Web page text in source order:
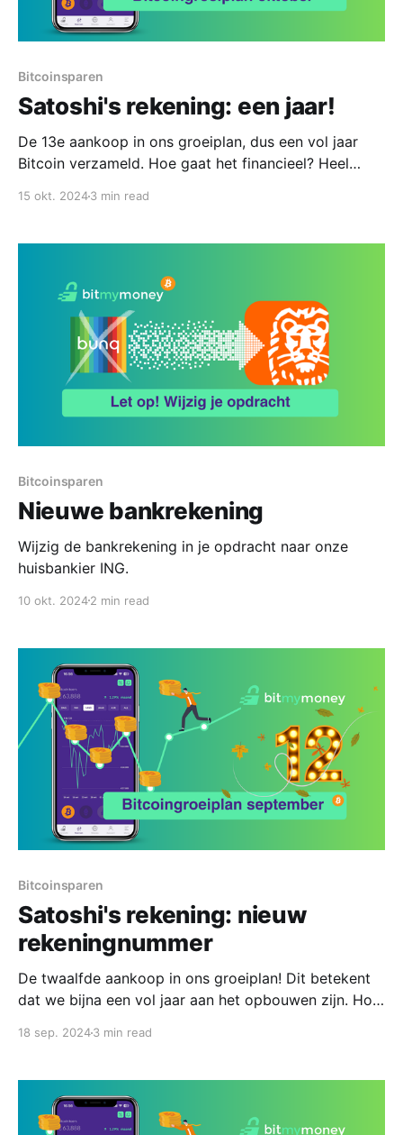
Bitcoinsparen
Satoshi's rekening: een jaar!
De 13e aankoop in ons groeiplan, dus een vol jaar
Bitcoin verzameld. Hoe gaat het financieel? Heel
15 okt. 20243 min read
Bitcoinsparen
Nieuwe bankrekening
Wijzig de bankrekening in je opdracht naar onze
huisbankier ING.
10 okt. 20242 min read
Bitcoinsparen
Satoshi's rekening: nieuw
rekeningnummer
De twaalfde aankoop in ons groeiplan! Dit betekent
dat we bijna een vol jaar aan het opbouwen zijn. Hoe
18 sep. 20243 min read